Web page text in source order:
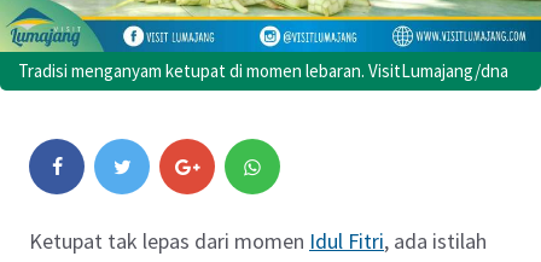
Tradisi menganyam ketupat di momen lebaran. VisitLumajang/dna
Ketupat tak lepas dari momen Idul Fitri, ada istilah